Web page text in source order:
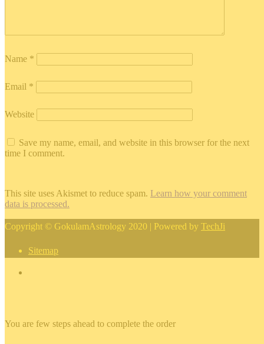
Name *
Email *
Website
Save my name, email, and website in this browser for the next
time I comment.
This site uses Akismet to reduce spam. Learn how your comment
data is processed.
Copyright © GokulamAstrology 2020 | Powered by TechJi
Sitemap
You are few steps ahead to complete the order